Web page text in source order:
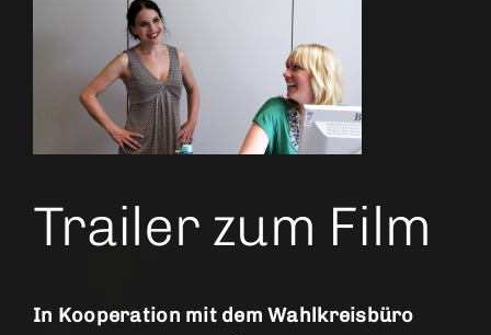
Trailer zum Film
In Kooperation mit dem Wahlkreisbüro